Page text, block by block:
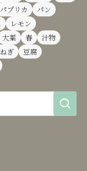
パプリカ
パン
レモン
大葉 春
汁物
ぎ
豆腐